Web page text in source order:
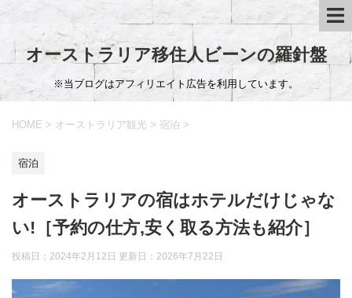
オーストラリア移住人ビーンの羅針盤
※当ブログはアフィリエイト広告を利用しています。
HOME > オーストラリア観光 > 宿泊 >
宿泊
オーストラリアの宿はホテルだけじゃな
い!［予約の仕方,安く取る方法も紹介］
投稿日：2024年2月12日 更新日： 2026年7月22日